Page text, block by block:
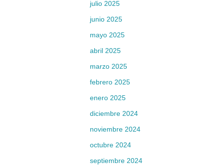
julio 2025
junio 2025
mayo 2025
abril 2025
marzo 2025
febrero 2025
enero 2025
diciembre 2024
noviembre 2024
octubre 2024
septiembre 2024